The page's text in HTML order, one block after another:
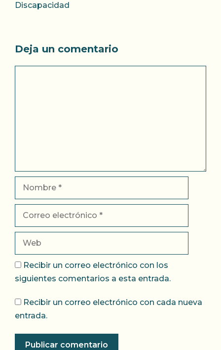
Discapacidad
Deja un comentario
electrónico
Recibir un correo electrónico con los
siguientes comentarios a esta entrada.
Recibir un correo electrónico con cada nueva
entrada.